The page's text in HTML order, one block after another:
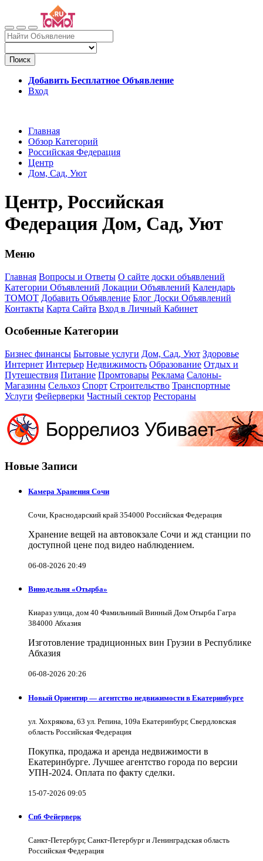
Поиск
Добавить Бесплатное Объявление
Вход
Главная
Обзор Категорий
Российская Федерация
Центр
Дом, Сад, Уют
Центр, Российская
Федерация Дом, Сад, Уют
Меню
Главная Вопросы и Ответы О сайте доски объявлений
Категории Объявлений Локации Объявлений Календарь
ТОМОТ Добавить Объявление Блог Доски Объявлений
Контакты Карта Сайта Вход в Личный Кабинет
Особенные Категории
Бизнес финансы Бытовые услуги Дом, Сад, Уют Здоровье
Интернет Интерьер Недвижимость Образование Отдых и
Путешествия Питание Промтовары Реклама Салоны-
Магазины Сельхоз Спорт Строительство Транспортные
Услуги Фейерверки Частный сектор Рестораны
Новые Записи
Камера Хранения Сочи
Сочи, Краснодарский край 354000 Российская Федерация
Хранение вещей на автовокзале Сочи и жд станции по
доступной цене под видео наблюдением.
06-08-2026 20:49
Винодельня «Отырба»
Киараз улица, дом 40 Фамильниый Винный Дом Отырба Гагра
384000 Абхазия
Изготовление традиционных вин Грузии в Республике
Абхазия
06-08-2026 20:26
Новый Ориентир — агентство недвижимости в Екатеринбурге
ул. Хохрякова, 63 ул. Репина, 109a Екатеринбург, Свердловская
область Российская Федерация
Покупка, продажа и аренда недвижимости в
Екатеринбурге. Лучшее агентство города по версии
УПН-2024. Оплата по факту сделки.
15-07-2026 09:05
Спб Фейерверк
Санкт-Петербург, Санкт-Петербург и Ленинградская область
Российская Федерация